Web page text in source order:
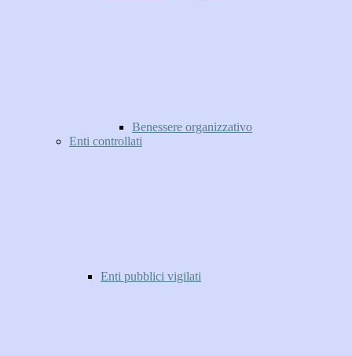
Benessere organizzativo
Enti controllati
Enti pubblici vigilati